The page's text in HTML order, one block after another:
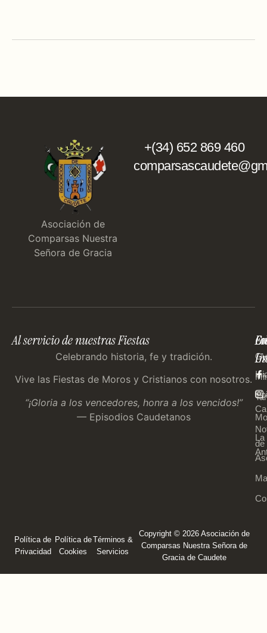
Asociación de
Comparsas Nuestra
Señora de Gracia
+(34) 652 869 460
Al servicio de nuestras Fiestas
Celebrando historia, fe y tradición.
Vive las Fiestas de Moros y Cristianos con nosotros.
“¡Gloria a los vencedores, honra a los vencidos!”
— Episodios Caudetanos
de
La
Us
Copyright © 2026 Asociación de
Comparsas Nuestra Señora de
Gracia de Caudete
Política de
Privacidad
Política de
Cookies
Términos &
Servicios